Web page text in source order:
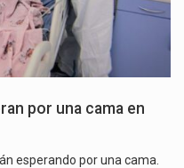
por una cama en
esperando por una cama.